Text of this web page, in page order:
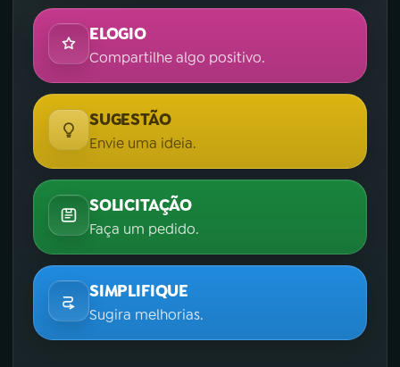
ELOGIO
Compartilhe algo positivo.
SUGESTÃO
Envie uma ideia.
SOLICITAÇÃO
Faça um pedido.
SIMPLIFIQUE
Sugira melhorias.